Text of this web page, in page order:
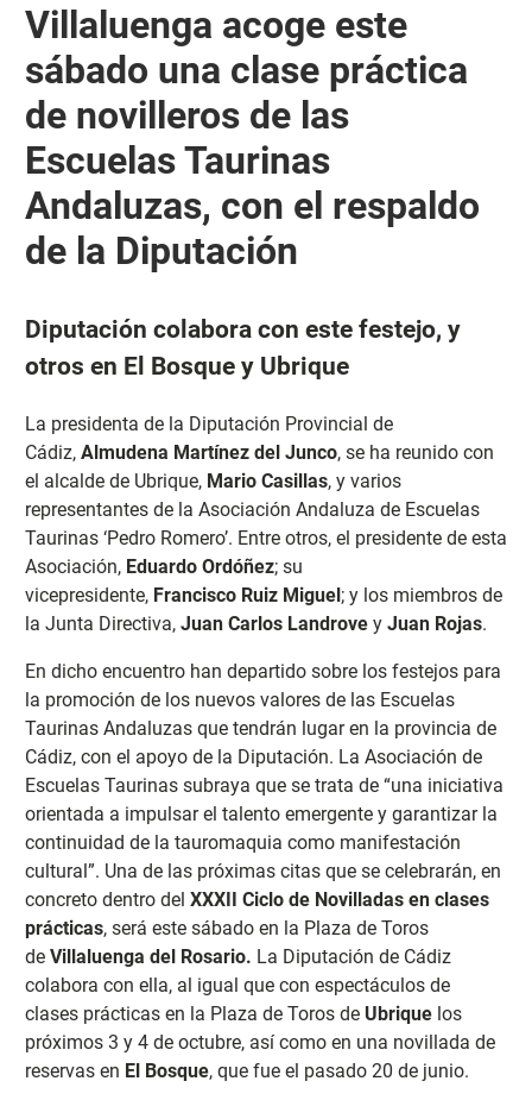
Villaluenga acoge este
sábado una clase práctica
de novilleros de las
Escuelas Taurinas
Andaluzas, con el respaldo
de la Diputación
Diputación colabora con este festejo, y
otros en El Bosque y Ubrique
La presidenta de la Diputación Provincial de
Cádiz, Almudena Martínez del Junco, se ha reunido con
el alcalde de Ubrique, Mario Casillas, y varios
representantes de la Asociación Andaluza de Escuelas
Taurinas ‘Pedro Romero’. Entre otros, el presidente de esta
Asociación, Eduardo Ordóñez; su
vicepresidente, Francisco Ruiz Miguel; y los miembros de
la Junta Directiva, Juan Carlos Landrovey Juan Rojas.
En dicho encuentro han departido sobre los festejos para
la promoción de los nuevos valores de las Escuelas
Taurinas Andaluzas que tendrán lugar en la provincia de
Cádiz, con el apoyo de la Diputación. La Asociación de
Escuelas Taurinas subraya que se trata de “una iniciativa
orientada a impulsar el talento emergente y garantizar la
continuidad de la tauromaquia como manifestación
cultural”. Una de las próximas citas que se celebrarán, en
concreto dentro del XXXII Ciclo de Novilladas en clases
prácticas, será este sábado en la Plaza de Toros
de Villaluenga del Rosario. La Diputación de Cádiz
colabora con ella, al igual que con espectáculos de
clases prácticas en la Plaza de Toros de Ubriquelos
próximos 3 y 4 de octubre, así como en una novillada de
reservas en El Bosque, que fue el pasado 20 de junio.